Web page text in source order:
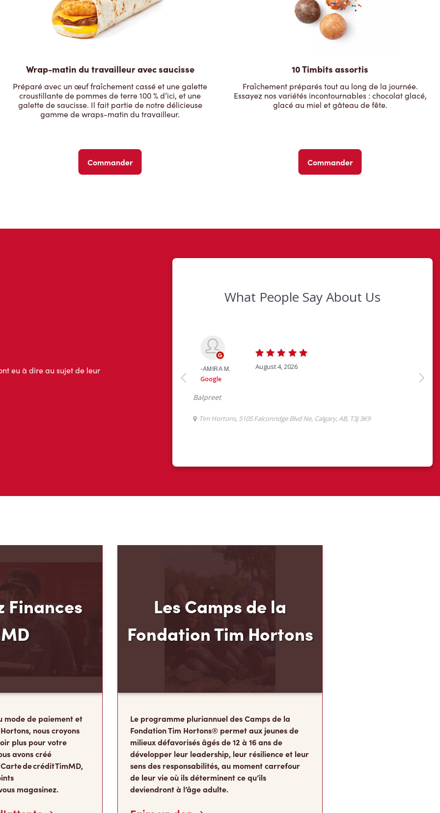
Wrap-matin du travailleur avec saucisse
Préparé avec un œuf fraîchement cassé et une galette
croustillante de pommes de terre 100 % d’ici, et une
galette de saucisse. Il fait partie de notre délicieuse
gamme de wraps-matin du travailleur.
Commander
10 Timbits assortis
Fraîchement préparés tout au long de la journée.
Essayez nos variétés incontournables : chocolat glacé,
glacé au miel et gâteau de fête.
Commander
eu à dire au sujet de leur
Finances
mode de paiement et
nous croyons
plus pour votre
avons créé
de crédit TimMD,
magasinez.
Les Camps de la
Fondation Tim Hortons
Le programme pluriannuel des Camps de la
Fondation Tim Hortons® permet aux jeunes de
milieux défavorisés âgés de 12 à 16 ans de
développer leur leadership, leur résilience et leur
sens des responsabilités, au moment carrefour
de leur vie où ils déterminent ce qu’ils
deviendront à l’âge adulte.